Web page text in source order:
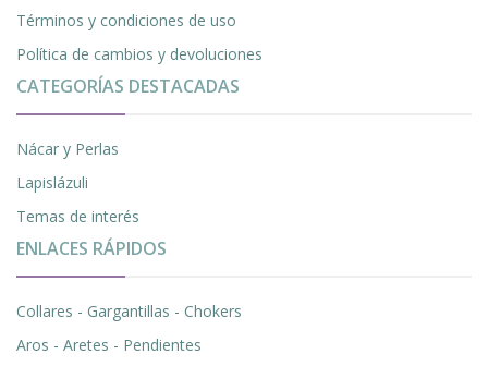
Términos y condiciones de uso
Política de cambios y devoluciones
CATEGORÍAS DESTACADAS
Nácar y Perlas
Lapislázuli
Temas de interés
ENLACES RÁPIDOS
Collares - Gargantillas - Chokers
Aros - Aretes - Pendientes